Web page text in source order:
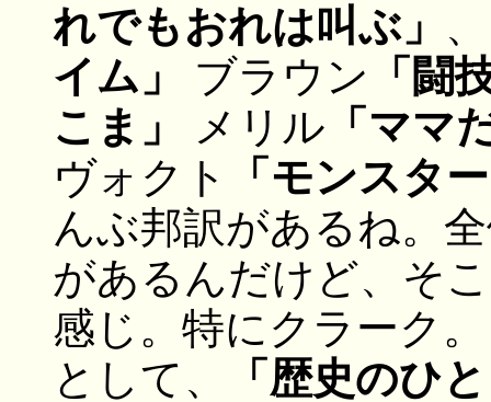
れでもおれは叫ぶ」
イム」
ブラウン 「闘
こま」
メリル 「ママ
ヴォクト
「モンスタ
んぶ邦訳があるね。
があるんだけど、そ
感じ。特にクラーク。
として、
「歴史のひ